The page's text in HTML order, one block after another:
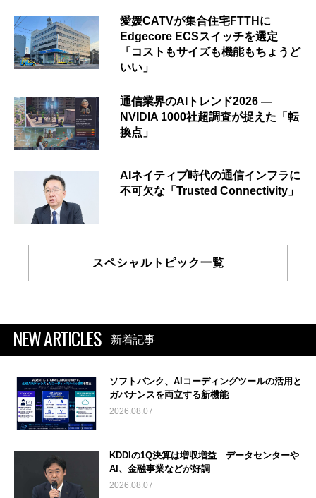
愛媛CATVが集合住宅FTTHに
Edgecore ECSスイッチを選定
「コストもサイズも機能もちょうど
いい」
通信業界のAIトレンド2026 ―
NVIDIA 1000社超調査が捉えた「転
換点」
AIネイティブ時代の通信インフラに
不可欠な「Trusted Connectivity」
スペシャルトピック一覧
NEW ARTICLES 新着記事
ソフトバンク、AIコーディングツールの活用と
ガバナンスを両立する新機能
2026.08.07
KDDIの1Q決算は増収増益 データセンターや
AI、金融事業などが好調
2026.08.07